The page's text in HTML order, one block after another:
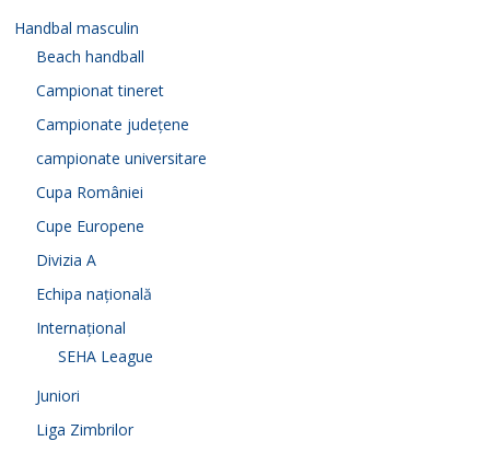
Handbal masculin
Beach handball
Campionat tineret
Campionate județene
campionate universitare
Cupa României
Cupe Europene
Divizia A
Echipa națională
Internațional
SEHA League
Juniori
Liga Zimbrilor